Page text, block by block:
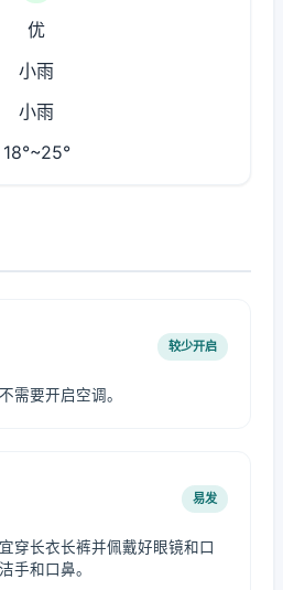
优
小雨
小雨
18°~25°
较少开启
需要开启空调。
易发
穿长衣长裤并佩戴好眼镜和口
手和口鼻。